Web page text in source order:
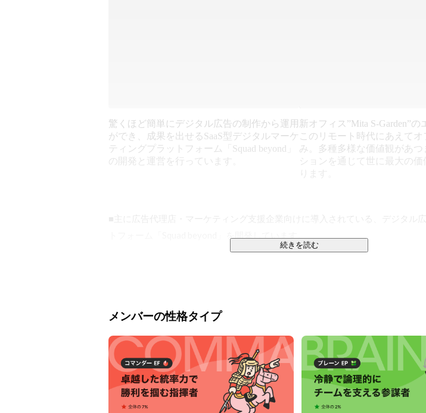
驚くほど簡単にデジタル広告の制作から運用
ができ、成果を出せるSaaS型デジタルマーケ
ティングプラットフォーム「Squad beyond」
の開発と運営を行っています。
新オフィス”Mita S-Garden”の
このリモート時代にあえて
み。多種多様な価値観があつ
ションを通じて世に最大の価
■主に広告代理店・マーケティング支援企業向けに導入されている、デジタル
です。
現ユーザー全体で、1,000社以上・数千アカウントのユーザがSquad beyondの
・100万ページ超のランディングページ制作
・100万ページ分のABテスト、最適化、PDCA、レポーティング
続きを読む
メンバーの性格タイプ